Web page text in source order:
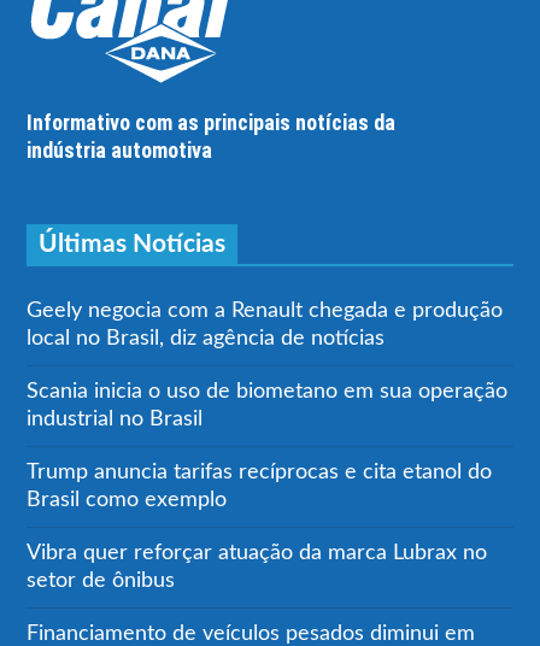
Informativo com as principais notícias da
indústria automotiva
Últimas Notícias
Geely negocia com a Renault chegada e produção
local no Brasil, diz agência de notícias
Scania inicia o uso de biometano em sua operação
industrial no Brasil
Trump anuncia tarifas recíprocas e cita etanol do
Brasil como exemplo
Vibra quer reforçar atuação da marca Lubrax no
setor de ônibus
Financiamento de veículos pesados diminui em